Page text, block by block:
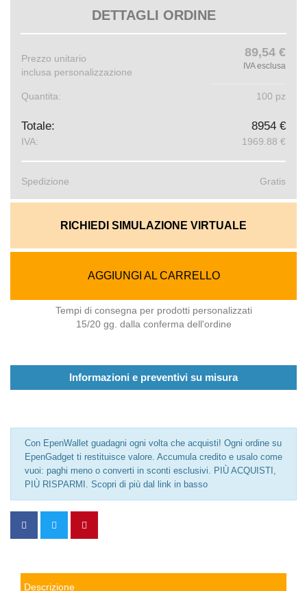
DETTAGLI ORDINE
Prezzo unitario
inclusa personalizzazione
89,54 €
IVA esclusa
Quantita: 100 pz
Totale: 8954 €
IVA: 1969.88 €
Spedizione Gratis
RICHIEDI SIMULAZIONE VIRTUALE
AGGIUNGI AL CARRELLO
Tempi di consegna per prodotti personalizzati
15/20 gg. dalla conferma dell'ordine
Informazioni e preventivi su misura
Con EpenWallet guadagni ogni volta che acquisti! Ogni ordine su
EpenGadget ti restituisce valore. Accumula credito e usalo come
vuoi: paghi meno o converti in sconti esclusivi. PIÙ ACQUISTI,
PIÙ RISPARMI. Scopri di più dal link in basso
Descrizione